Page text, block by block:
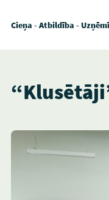
Cieņa - Atbildība -